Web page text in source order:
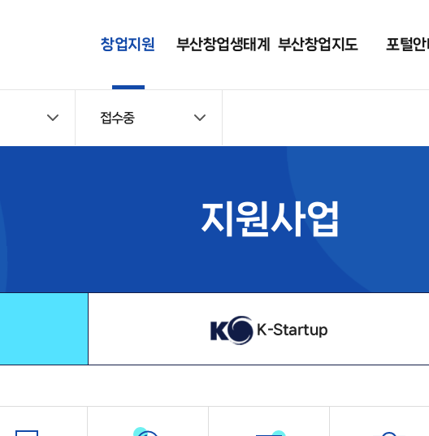
창업지원
지원사업
부산창업생태계
현황
부산창업지도 포털안
접수중
지원사업
K-Startup